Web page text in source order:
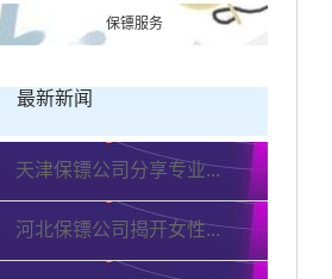
保镖服务
最新新闻
天津保镖公司分享专业...
河北保镖公司揭开女性...